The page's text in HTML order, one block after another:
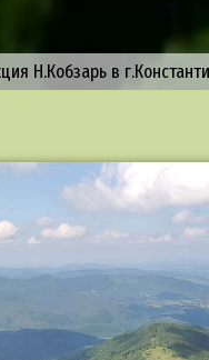
Н.Кобзарь в